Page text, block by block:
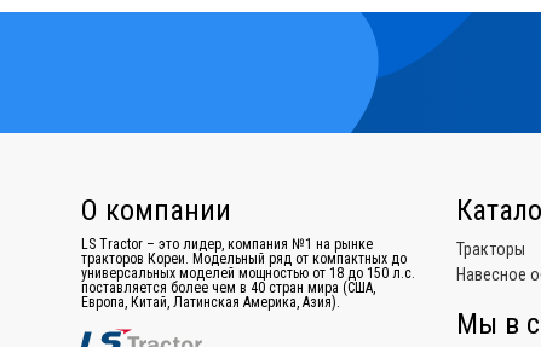
О компании
LS Tractor – это лидер, компания №1 на рынке
тракторов Кореи. Модельный ряд от компактных до
универсальных моделей мощностью от 18 до 150 л.с.
поставляется более чем в 40 стран мира (США,
Европа, Китай, Латинская Америка, Азия).
Тракторы
Навесное
Мы в